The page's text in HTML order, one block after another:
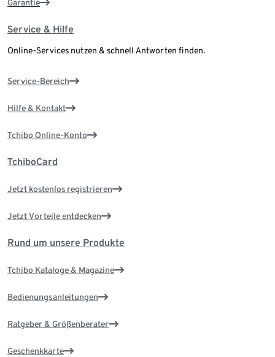
Garantie
Service & Hilfe
Online-Services nutzen & schnell Antworten finden.
Service-Bereich
Hilfe & Kontakt
Tchibo Online-Konto
TchiboCard
Jetzt kostenlos registrieren
Jetzt Vorteile entdecken
Rund um unsere Produkte
Tchibo Kataloge & Magazine
Bedienungsanleitungen
Ratgeber & Größenberater
Geschenkkarte